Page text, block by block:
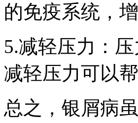
的免疫系统，
5.减轻压力：
减轻压力可以
总之，银屑病